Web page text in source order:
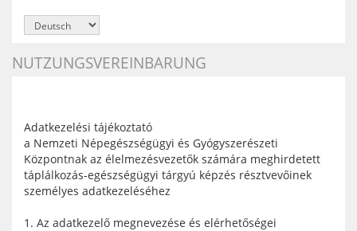
NUTZUNGSVEREINBARUNG
Adatkezelési tájékoztató
a Nemzeti Népegészségügyi és Gyógyszerészeti
Központnak az élelmezésvezetők számára meghirdetett
táplálkozás-egészségügyi tárgyú képzés résztvevőinek
személyes adatkezeléséhez
1. Az adatkezelő megnevezése és elérhetőségei